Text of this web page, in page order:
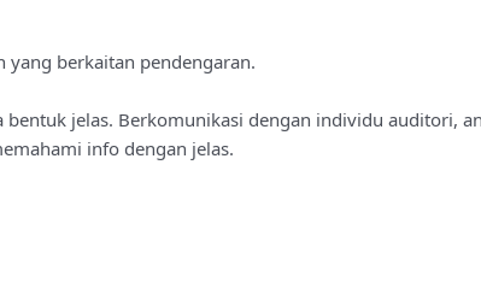
yang berkaitan pendengaran.
jelas. Berkomunikasi dengan individu auditori,
info dengan jelas.